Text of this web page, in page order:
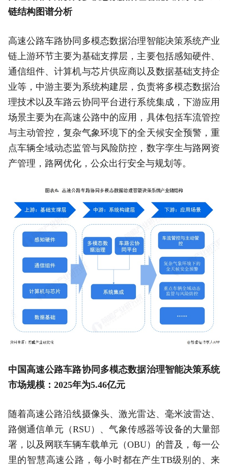
链结构图谱分析
高速公路车路协同多模态数据治理智能决策系统产业
链上游环节主要为基础支撑层，主要包括感知硬件、
通信组件、计算机与芯片供应商以及数据基础支持企
业等，中游主要为系统构建层，负责将多模态数据治
理技术以及车路云协同平台进行系统集成，下游应用
场景主要为在高速公路中的应用，具体包括车流管控
与主动管控，复杂气象环境下的全天候安全预警，重
点车辆全域动态监管与风险防控，数字孪生与路网资
产管理，路网优化，公众出行安全与规划等。
中国高速公路车路协同多模态数据治理智能决策系统
市场规模：2025年为5.46亿元
随着高速公路沿线摄像头、激光雷达、毫米波雷达、
路侧通信单元（RSU）、气象传感器等设备的大量部
署，以及网联车辆车载单元（OBU）的普及，每一公
里的智慧高速公路，每小时都在产生TB级别的、来